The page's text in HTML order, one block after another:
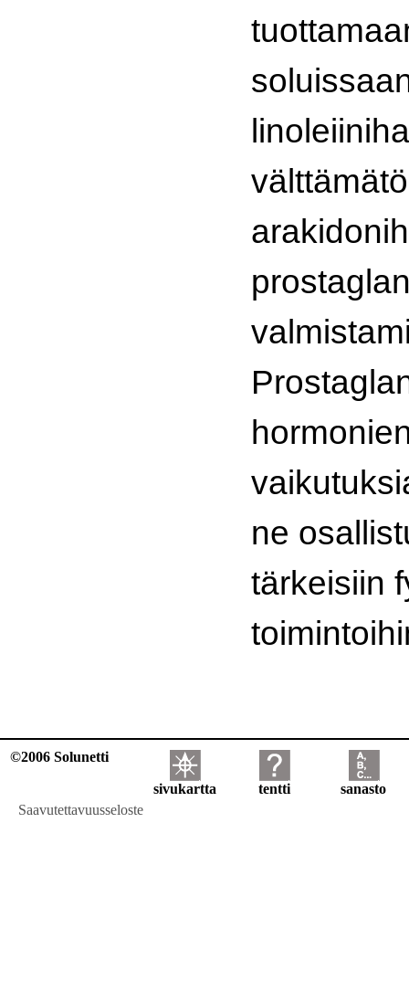
ne
tärkeisiin
©2006 Solunetti
sivukartta tentti
sanasto
Saavutettavuusseloste